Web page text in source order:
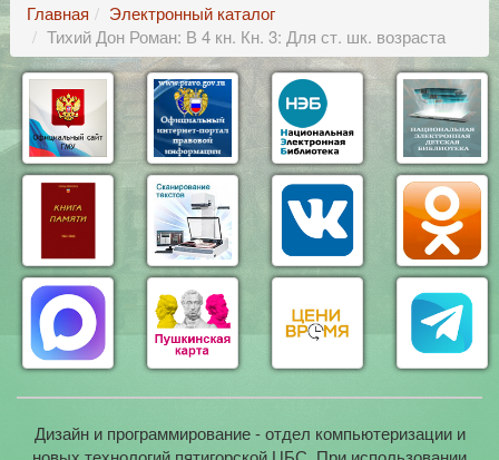
Главная
Электронный каталог
Тихий Дон Роман: В 4 кн. Кн. 3: Для ст. шк. возраста
Дизайн и программирование - отдел компьютеризации и